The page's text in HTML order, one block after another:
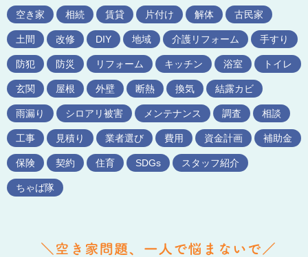
空き家 相続 賃貸 片付け 解体 古民家
土間 改修 DIY 地域 介護リフォーム 手すり
防犯 防災 リフォーム キッチン 浴室 トイレ
玄関 屋根 外壁 断熱 換気 結露カビ
雨漏り シロアリ被害 メンテナンス 調査 相談
工事 見積り 業者選び 費用 資金計画 補助金
保険 契約 住育 SDGs スタッフ紹介
ちゃば隊